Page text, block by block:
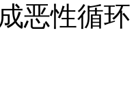
成恶性循